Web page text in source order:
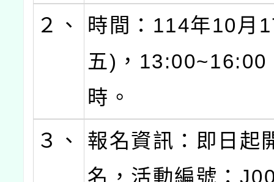
２、
時間：114年10月
五)，13:00~16:00
時。
３、
報名資訊：即日起
名，活動編號：